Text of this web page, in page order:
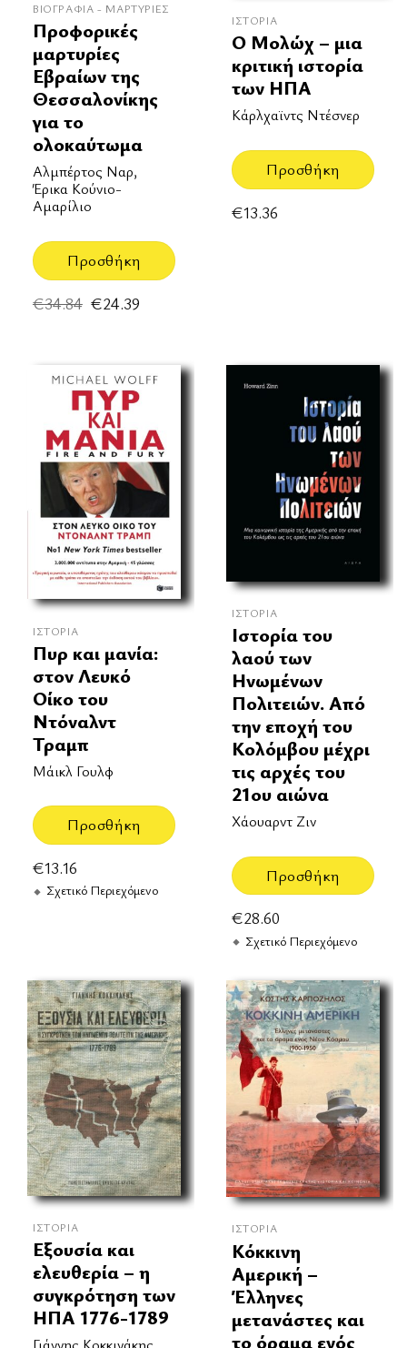
ΒΙΟΓΡΑΦΊΑ - ΜΑΡΤΥΡΊΕΣ
Προφορικές
μαρτυρίες
Εβραίων της
Θεσσαλονίκης
για το
ολοκαύτωμα
Αλμπέρτος Ναρ,
Έρικα Κούνιο-
Αμαρίλιο
Προσθήκη
€34.84 Original
€24.39
€24.39.
ΙΣΤΟΡΊΑ
Ο Μολώχ – μια
κριτική ιστορία
των ΗΠΑ
Κάρλχαϊντς Ντέσνερ
Προσθήκη
€13.36
ΙΣΤΟΡΊΑ
Πυρ και μανία:
στον Λευκό
Οίκο του
Ντόναλντ
Τραμπ
Μάικλ Γουλφ
Προσθήκη
€13.16
Σχετικό Περιεχόμενο
ΙΣΤΟΡΊΑ
Ιστορία του
λαού των
Ηνωμένων
Πολιτειών. Από
την εποχή του
Κολόμβου μέχρι
τις αρχές του
21ου αιώνα
Χάουαρντ Ζιν
Προσθήκη
€28.60
Σχετικό Περιεχόμενο
ΙΣΤΟΡΊΑ
Εξουσία και
ελευθερία – η
συγκρότηση των
ΗΠΑ 1776-1789
ΙΣΤΟΡΊΑ
Κόκκινη
Αμερική –
Έλληνες
μετανάστες και
το όραμα ενός